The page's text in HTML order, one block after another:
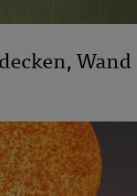
Wand